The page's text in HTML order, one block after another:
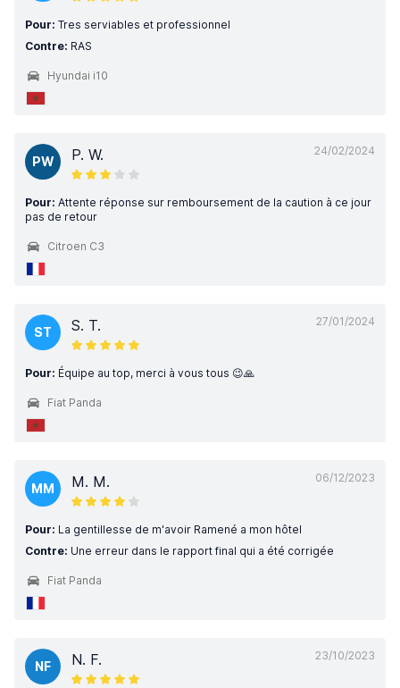
Pour: Tres serviables et professionnel
Contre: RAS
Hyundai i10
24/02/2024
PW P. W.
Pour: Attente réponse sur remboursement de la caution à ce jour
pas de retour
Citroen C3
27/01/2024
ST S. T.
Pour: Équipe au top, merci à vous tous 😉🙏
Fiat Panda
06/12/2023
MM M. M.
Pour: La gentillesse de m'avoir Ramené a mon hôtel
Contre: Une erreur dans le rapport final qui a été corrigée
Fiat Panda
23/10/2023
NF N. F.